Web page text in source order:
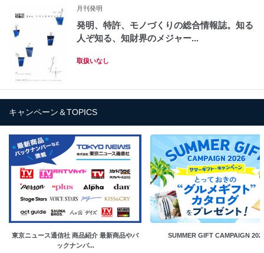
月刊発明
発明、特許、モノづくりの総合情報誌。知る
人ぞ知る、知財界のメジャー...
取扱いなし
キャンペーン＆TOPICS
東京ニュース通信社 商品紹介 最新商品やバ
ックナンバ...
SUMMER GIFT CAMPAIGN